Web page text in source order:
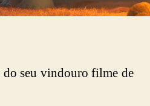
seu vindouro filme de